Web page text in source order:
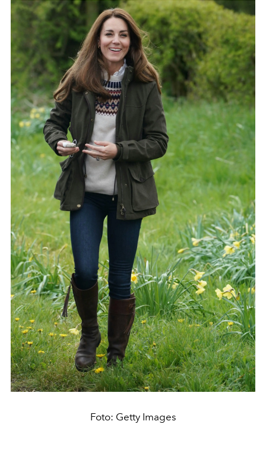
Foto: Getty Images